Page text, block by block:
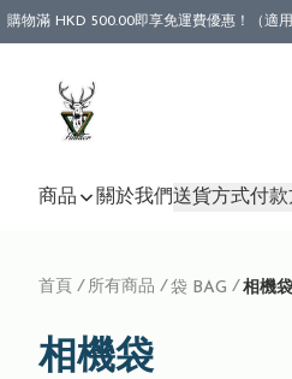
購物滿 HKD 500.00即享免運費優惠！（適
商品 關於我們送貨方式付款
首頁 / 所有商品 / 袋 BAG / 相機袋
相機袋